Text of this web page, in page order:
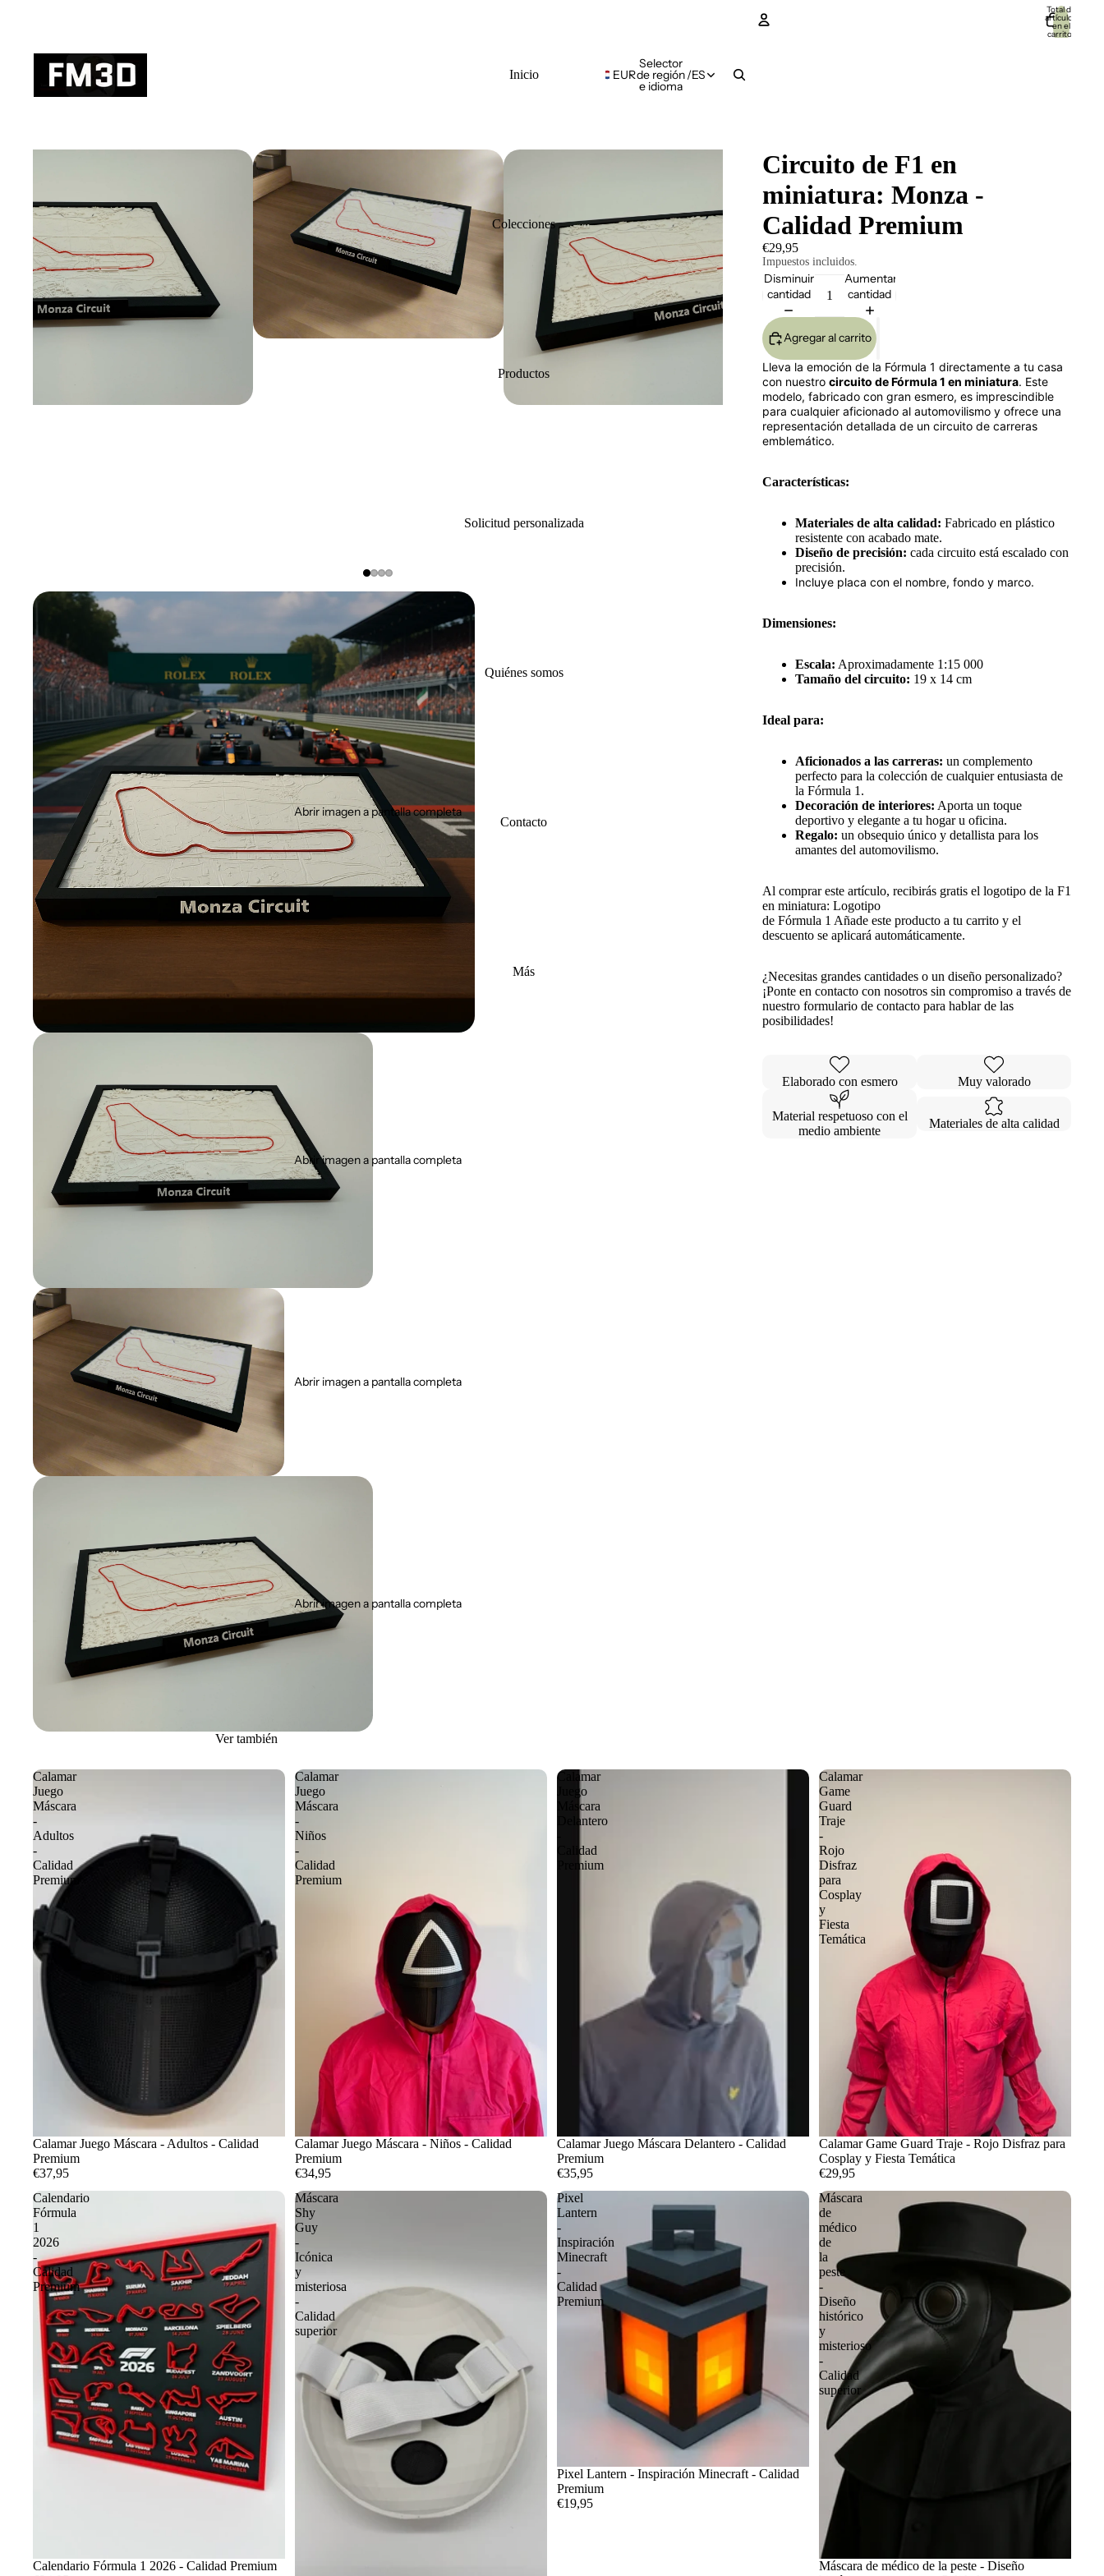
Inicio
Colecciones
Productos
Solicitud personalizada
Quiénes somos
Contacto
Más
EUR
Selector
de región
e idioma
/ES
Total de
artículos
en el
carrito:
Abrir imagen a pantalla completa
Abrir imagen a pantalla completa
Abrir imagen a pantalla completa
Abrir imagen a pantalla completa
Circuito de F1 en
miniatura: Monza -
Calidad Premium
€29,95
Impuestos incluidos.
Disminuir
cantidad
Aumentar
cantidad
Agregar al carrito
Lleva la emoción de la Fórmula 1 directamente a tu casa
con nuestro circuito de Fórmula 1 en miniatura. Este
modelo, fabricado con gran esmero, es imprescindible
para cualquier aficionado al automovilismo y ofrece una
representación detallada de un circuito de carreras
emblemático.
Características:
Materiales de alta calidad: Fabricado en plástico
resistente con acabado mate.
Diseño de precisión: cada circuito está escalado con
precisión.
Incluye placa con el nombre, fondo y marco.
Dimensiones:
Escala: Aproximadamente 1:15 000
Tamaño del circuito: 19 x 14 cm
Ideal para:
Aficionados a las carreras: un complemento
perfecto para la colección de cualquier entusiasta de
la Fórmula 1.
Decoración de interiores: Aporta un toque
deportivo y elegante a tu hogar u oficina.
Regalo: un obsequio único y detallista para los
amantes del automovilismo.
Al comprar este artículo, recibirás gratis el logotipo de la F1
en miniatura: Logotipo
de Fórmula 1 Añade este producto a tu carrito y el
descuento se aplicará automáticamente.
¿Necesitas grandes cantidades o un diseño personalizado?
¡Ponte en contacto con nosotros sin compromiso a través de
nuestro formulario de contacto para hablar de las
posibilidades!
Elaborado con esmero Muy valorado
Material respetuoso con el
medio ambiente
Materiales de alta calidad
Ver también
Calamar
Juego
Máscara
-
Adultos
-
Calidad
Premium
Calamar Juego Máscara - Adultos - Calidad
Premium
€37,95
Calamar
Juego
Máscara
-
Niños
-
Calidad
Premium
Calamar Juego Máscara - Niños - Calidad
Premium
€34,95
Calamar
Juego
Máscara
Delantero
Calidad
Premium
Calamar Juego Máscara Delantero - Calidad
Premium
€35,95
Calamar
Game
Guard
Traje
-
Rojo
Disfraz
para
Cosplay
y
Fiesta
Temática
Calamar Game Guard Traje - Rojo Disfraz para
Cosplay y Fiesta Temática
€29,95
Calendario
Fórmula
1
2026
-
Calidad
Premium
Calendario Fórmula 1 2026 - Calidad Premium
Máscara
Shy
Guy
-
Icónica
y
misteriosa
-
Calidad
superior
Pixel
Lantern
-
Inspiración
Minecraft
-
Calidad
Premium
Pixel Lantern - Inspiración Minecraft - Calidad
Premium
€19,95
Máscara
de
médico
de
la
peste
-
Diseño
histórico
y
misterioso
-
Calidad
superior
Máscara de médico de la peste - Diseño